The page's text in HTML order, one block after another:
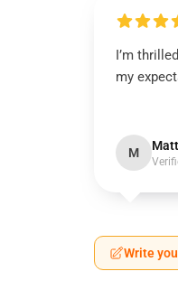
I’m
my
M
Write